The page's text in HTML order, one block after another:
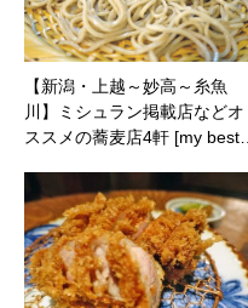
【新潟・上越～妙高～糸魚
川】ミシュラン掲載店などオ
ススメの蕎麦店4軒 [my best…